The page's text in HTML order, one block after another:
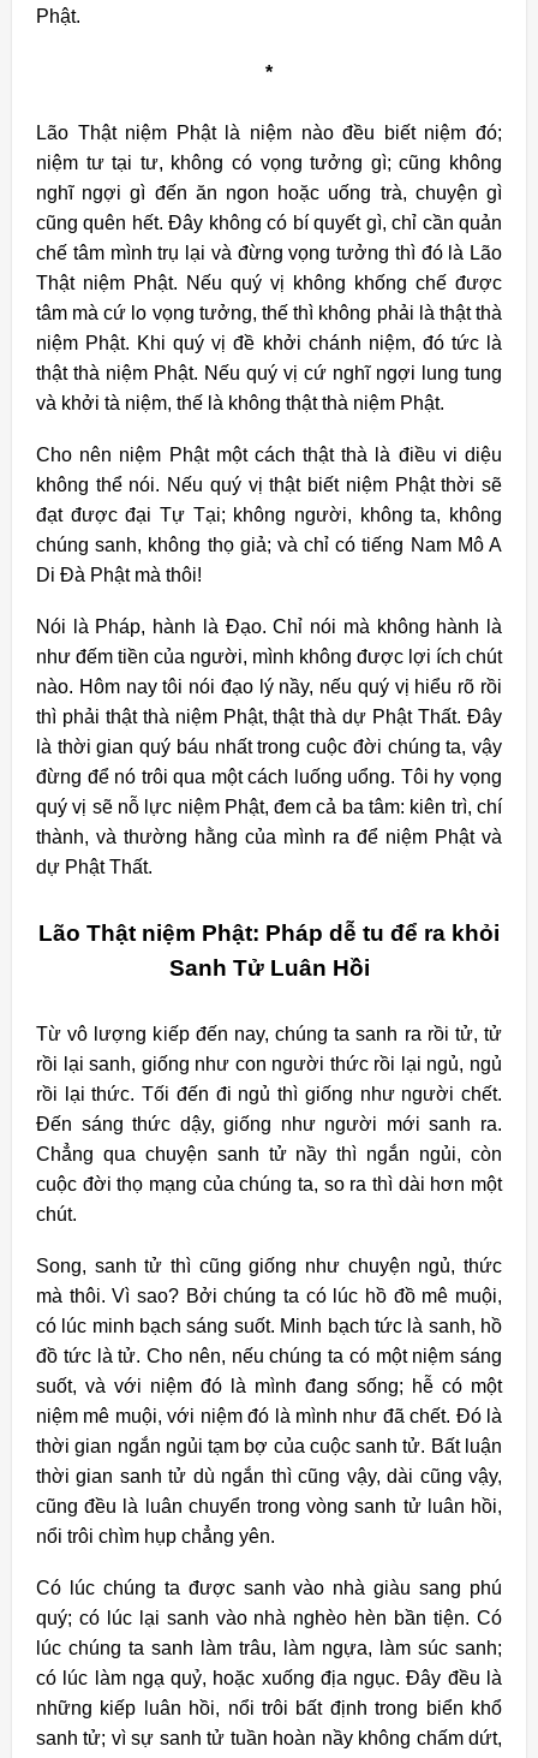
Phật.
*
Lão Thật niệm Phật là niệm nào đều biết niệm đó;
niệm tư tại tư, không có vọng tưởng gì; cũng không
nghĩ ngợi gì đến ăn ngon hoặc uống trà, chuyện gì
cũng quên hết. Đây không có bí quyết gì, chỉ cần quản
chế tâm mình trụ lại và đừng vọng tưởng thì đó là Lão
Thật niệm Phật. Nếu quý vị không khống chế được
tâm mà cứ lo vọng tưởng, thế thì không phải là thật thà
niệm Phật. Khi quý vị đề khởi chánh niệm, đó tức là
thật thà niệm Phật. Nếu quý vị cứ nghĩ ngợi lung tung
và khởi tà niệm, thế là không thật thà niệm Phật.
Cho nên niệm Phật một cách thật thà là điều vi diệu
không thể nói. Nếu quý vị thật biết niệm Phật thời sẽ
đạt được đại Tự Tại; không người, không ta, không
chúng sanh, không thọ giả; và chỉ có tiếng Nam Mô A
Di Đà Phật mà thôi!
Nói là Pháp, hành là Đạo. Chỉ nói mà không hành là
như đếm tiền của người, mình không được lợi ích chút
nào. Hôm nay tôi nói đạo lý nầy, nếu quý vị hiểu rõ rồi
thì phải thật thà niệm Phật, thật thà dự Phật Thất. Đây
là thời gian quý báu nhất trong cuộc đời chúng ta, vậy
đừng để nó trôi qua một cách luống uổng. Tôi hy vọng
quý vị sẽ nỗ lực niệm Phật, đem cả ba tâm: kiên trì, chí
thành, và thường hằng của mình ra để niệm Phật và
dự Phật Thất.
Lão Thật niệm Phật: Pháp dễ tu để ra khỏi
Sanh Tử Luân Hồi
Từ vô lượng kiếp đến nay, chúng ta sanh ra rồi tử, tử
rồi lại sanh, giống như con người thức rồi lại ngủ, ngủ
rồi lại thức. Tối đến đi ngủ thì giống như người chết.
Đến sáng thức dậy, giống như người mới sanh ra.
Chẳng qua chuyện sanh tử nầy thì ngắn ngủi, còn
cuộc đời thọ mạng của chúng ta, so ra thì dài hơn một
chút.
Song, sanh tử thì cũng giống như chuyện ngủ, thức
mà thôi. Vì sao? Bởi chúng ta có lúc hồ đồ mê muội,
có lúc minh bạch sáng suốt. Minh bạch tức là sanh, hồ
đồ tức là tử. Cho nên, nếu chúng ta có một niệm sáng
suốt, và với niệm đó là mình đang sống; hễ có một
niệm mê muội, với niệm đó là mình như đã chết. Đó là
thời gian ngắn ngủi tạm bợ của cuộc sanh tử. Bất luận
thời gian sanh tử dù ngắn thì cũng vậy, dài cũng vậy,
cũng đều là luân chuyển trong vòng sanh tử luân hồi,
nổi trôi chìm hụp chẳng yên.
Có lúc chúng ta được sanh vào nhà giàu sang phú
quý; có lúc lại sanh vào nhà nghèo hèn bần tiện. Có
lúc chúng ta sanh làm trâu, làm ngựa, làm súc sanh;
có lúc làm ngạ quỷ, hoặc xuống địa ngục. Đây đều là
những kiếp luân hồi, nổi trôi bất định trong biển khổ
sanh tử; vì sự sanh tử tuần hoàn nầy không chấm dứt,